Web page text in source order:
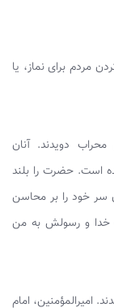
مردم برای نماز، یا
دویدند. آنان
است. حضرت را بلند
سر خود را بر محاسن
خدا و رسولش به من
امیرالمؤمنین، امام